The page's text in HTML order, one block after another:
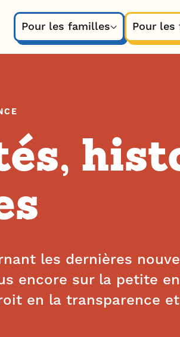
Pour les familles
Pour les
les dernières
encore sur la petite
en la transparence